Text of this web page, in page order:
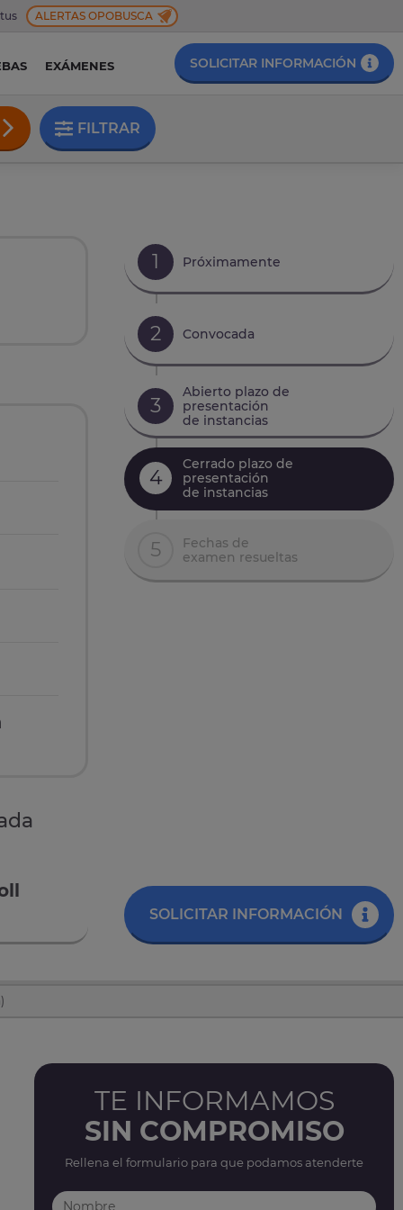
ALERTAS OPOBUSCA
EXÁMENES SOLICITAR INFORMACIÓN
FILTRAR
1 Próximamente
2 Convocada
3
Abierto plazo de
presentación
de instancias
4
Cerrado plazo de
presentación
de instancias
5
Fechas de
examen resueltas
SOLICITAR INFORMACIÓN
TE INFORMAMOS
SIN COMPROMISO
Rellena el formulario para que podamos atenderte